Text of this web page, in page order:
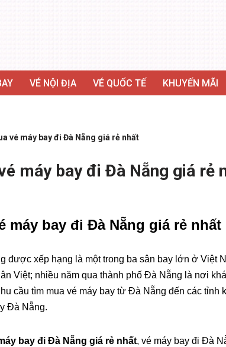
VÉ NỘI ĐỊA VÉ QUỐC TẾ KHUYẾN MÃI
vé máy bay đi Đà Nẵng giá rẻ nhất
máy bay đi Đà Nẵng giá rẻ
máy bay đi Đà Nẵng giá rẻ nhất
được xếp hạng là một trong ba sân bay lớn ở Việt
Việt; nhiều năm qua thành phố Đà Nẵng là nơi
cầu tìm mua vé máy bay từ Đà Nẵng đến các tỉnh
Đà Nẵng.
bay đi Đà Nẵng giá rẻ nhất, vé máy bay đi Đà